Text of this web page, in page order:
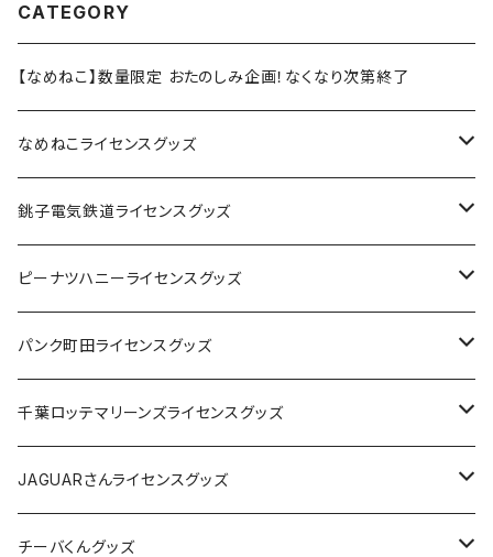
CATEGORY
【なめねこ】数量限定 おたのしみ企画！なくなり次第終了
なめねこライセンスグッズ
Tシャツ
キャップ
ステッカー
缶バッジ
ホテルキーホルダー
銚子電気鉄道ライセンスグッズ
ステッカー
缶バッジ
アクリルキーホルダー
ホテルキーホルダー
クリアファイル
ピーナツハニーライセンスグッズ
Tシャツ
キャップ
バッグ
ステッカー
パンク町田ライセンスグッズ
Tシャツ
キャップ
バッグ
千葉ロッテマリーンズライセンスグッズ
ステッカー
ステッカー
缶バッジ
JAGUARさんライセンスグッズ
Tシャツ
チーバくんグッズ